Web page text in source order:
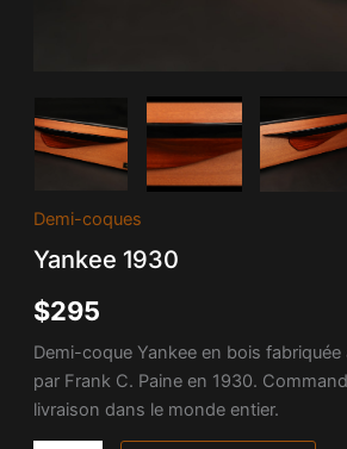
Demi-coques
Yankee 1930
$295
Demi-coque Yankee en bois
par Frank C. Paine en 1930.
livraison dans le monde entier.
quantité
Yankee